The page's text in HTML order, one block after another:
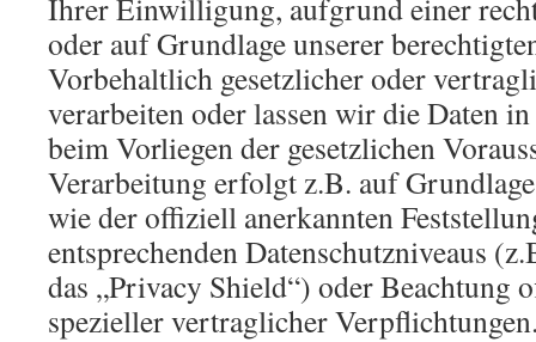
Ihrer Einwilligung, aufgrund einer
oder auf Grundlage unserer
Vorbehaltlich gesetzlicher oder
verarbeiten oder lassen wir die Daten
beim Vorliegen der gesetzlichen
Verarbeitung erfolgt z.B. auf
wie der offiziell anerkannten
entsprechenden Datenschutzniveaus
das „Privacy Shield“) oder Beachtung
spezieller vertraglicher